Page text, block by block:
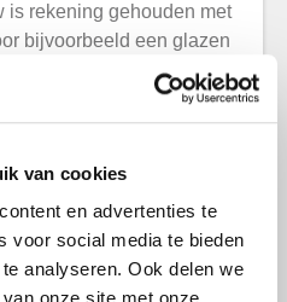
van cookies
en advertenties te
voor social media te bieden
analyseren. Ook delen we
is rekening gehouden met
bijvoorbeeld een glazen
terrein rond het gebouw
groen, zodat er een